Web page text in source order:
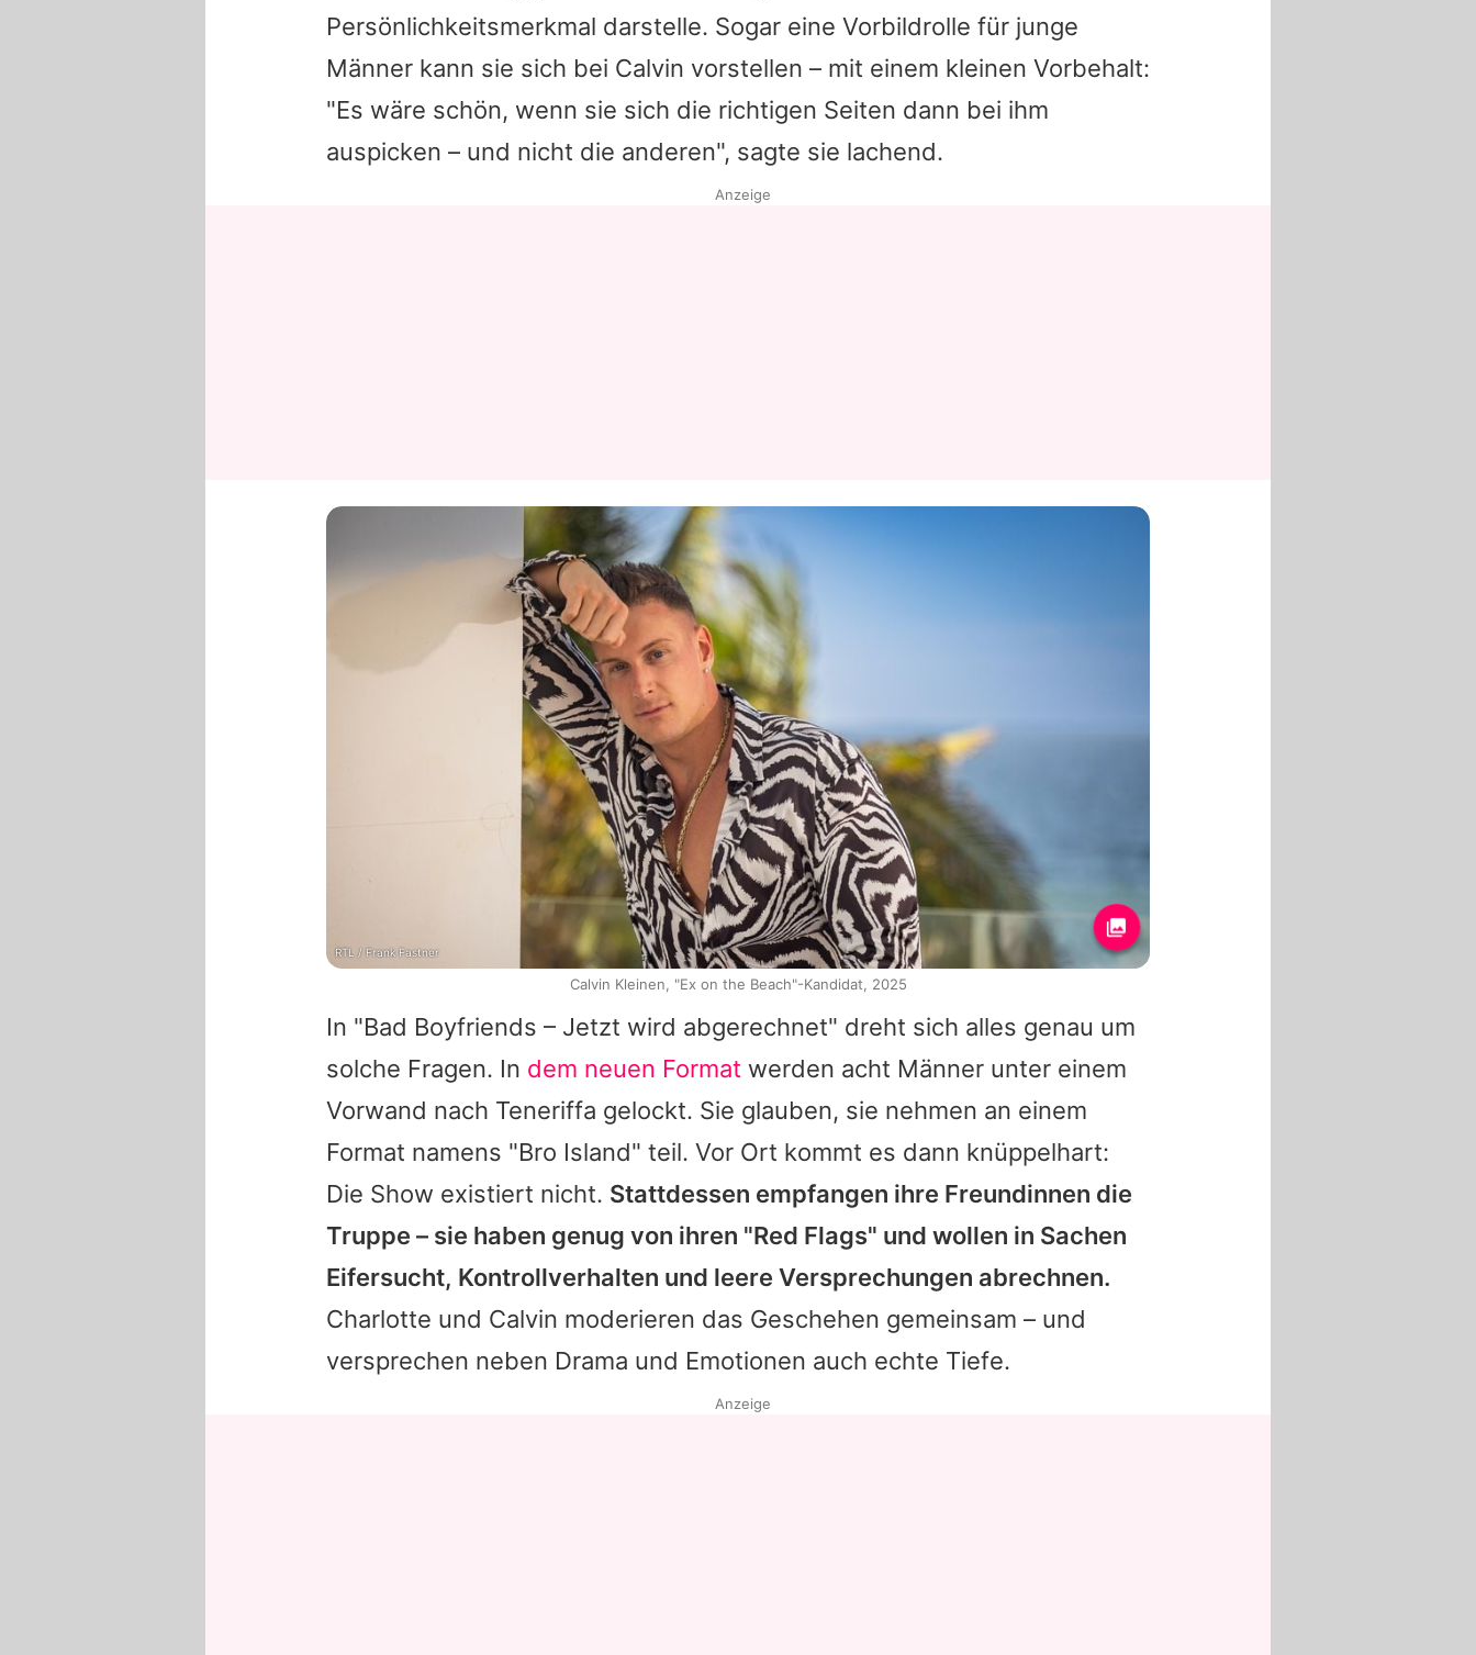
Persönlichkeitsmerkmal darstelle. Sogar eine Vorbildrolle für junge
Männer kann sie sich bei Calvin vorstellen – mit einem kleinen Vorbehalt:
"Es wäre schön, wenn sie sich die richtigen Seiten dann bei ihm
auspicken – und nicht die anderen", sagte sie lachend.
In "Bad Boyfriends – Jetzt wird abgerechnet" dreht sich alles genau um
solche Fragen. In dem neuen Format werden acht Männer unter einem
Vorwand nach Teneriffa gelockt. Sie glauben, sie nehmen an einem
Format namens "Bro Island" teil. Vor Ort kommt es dann knüppelhart:
Die Show existiert nicht. Stattdessen empfangen ihre Freundinnen die
Truppe – sie haben genug von ihren "Red Flags" und wollen in Sachen
Eifersucht, Kontrollverhalten und leere Versprechungen abrechnen.
Charlotte und Calvin moderieren das Geschehen gemeinsam – und
versprechen neben Drama und Emotionen auch echte Tiefe.
Anzeige
RTL / Frank Fastner
Calvin Kleinen, "Ex on the Beach"-Kandidat, 2025
Anzeige